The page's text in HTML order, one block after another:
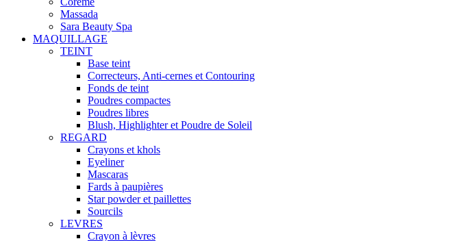
Massada
Sara Beauty Spa
MAQUILLAGE
TEINT
Base teint
Correcteurs, Anti-cernes et Contouring
Fonds de teint
Poudres compactes
Poudres libres
Blush, Highlighter et Poudre de Soleil
REGARD
Crayons et khols
Eyeliner
Mascaras
Fards à paupières
Star powder et paillettes
Sourcils
LEVRES
Crayon à lèvres